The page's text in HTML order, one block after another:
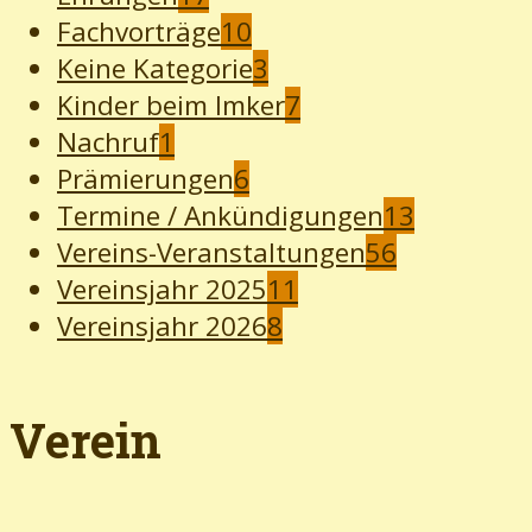
Fachvorträge10
Keine Kategorie3
Kinder beim Imker7
Nachruf1
Prämierungen6
Termine / Ankündigungen13
Vereins-Veranstaltungen56
Vereinsjahr 202511
Vereinsjahr 20268
Verein